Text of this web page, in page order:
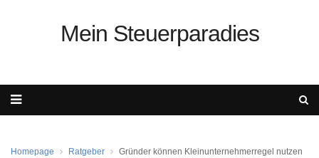
Mein Steuerparadies
Homepage Ratgeber Gründer können Kleinunternehmerregel nutzen